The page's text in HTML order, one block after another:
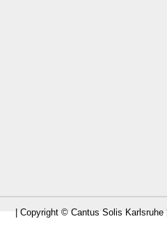
| Copyright © Cantus Solis Karlsruhe |